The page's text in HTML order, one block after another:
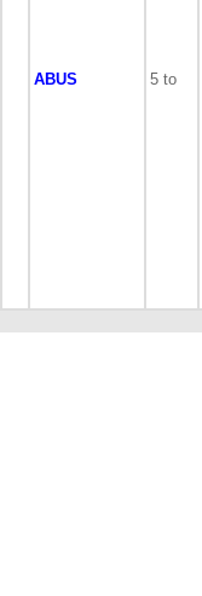
ABUS 5 to